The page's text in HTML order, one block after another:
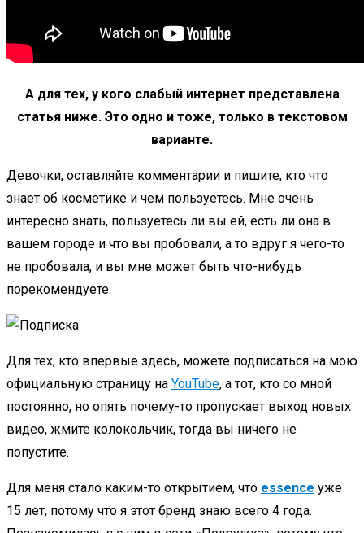
А для тех, у кого слабый интернет представлена
статья ниже. Это одно и тоже, только в текстовом
варианте.
Девочки, оставляйте комментарии и пишите, кто что
знает об косметике и чем пользуетесь. Мне очень
интересно знать, пользуетесь ли вы ей, есть ли она в
вашем городе и что вы пробовали, а то вдруг я чего-то
не пробовала, и вы мне может быть что-нибудь
порекомендуете.
Для тех, кто впервые здесь, можете подписаться на мою
официальную страницу на YouTube, а тот, кто со мной
постоянно, но опять почему-то пропускает выход новых
видео, жмите колокольчик, тогда вы ничего не
попустите.
Для меня стало каким-то открытием, что essence уже
15 лет, потому что я этот бренд знаю всего 4 года.